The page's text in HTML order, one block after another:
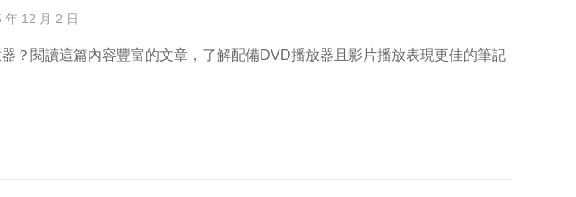
年 12 月 2 日
？閱讀這篇內容豐富的文章，了解配備DVD播放器且影片播放表現更佳的筆記